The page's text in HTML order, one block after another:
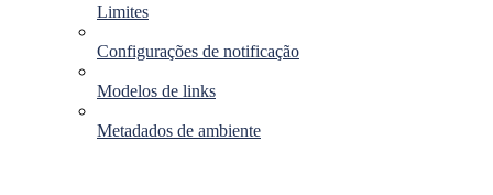
Limites
Configurações de notificação
Modelos de links
Metadados de ambiente